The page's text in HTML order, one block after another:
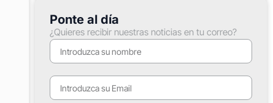
Ponte al día
¿Quieres recibir nuestras noticias en tu correo?